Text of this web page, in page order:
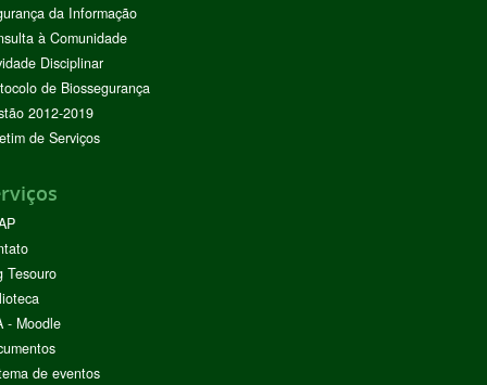
da Informação
à Comunidade
Disciplinar
de Biossegurança
2012-2019
de Serviços
Tesouro
- Moodle
de eventos